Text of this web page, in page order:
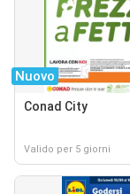
Nuovo
Conad City
Valido per 5 giorni